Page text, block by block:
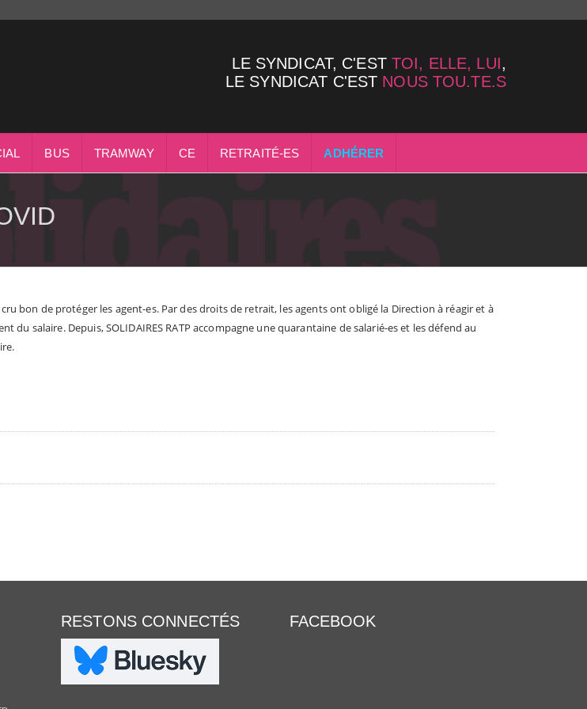
LE SYNDICAT, C'ESTTOI, ELLE, LUI,
LE SYNDICAT C'EST NOUS TOU.TE.S
BUS TRAMWAY CE RETRAITÉ-ES ADHÉRER
bon de protéger les agent-es. Par des droits de retrait, les agents ont obligé la Direction à réagir et à
salaire. Depuis, SOLIDAIRES RATP accompagne une quarantaine de salarié-es et les défend au
RESTONS CONNECTÉS FACEBOOK